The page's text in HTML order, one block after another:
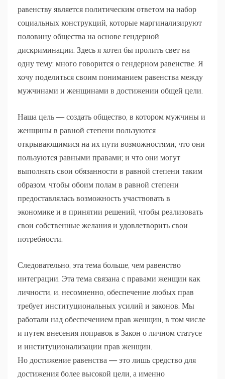
равенству является политическим ответом на набор
социальных конструкций, которые маргинализируют
половину общества на основе гендерной
дискриминации. Здесь я хотел бы пролить свет на
одну тему: много говорится о гендерном равенстве. Я
хочу поделиться своим пониманием равенства между
мужчинами и женщинами в достижении общей цели.
Наша цель — создать общество, в котором мужчины и
женщины в равной степени пользуются
открывающимися на их пути возможностями; что они
пользуются равными правами; и что они могут
выполнять свои обязанности в равной степени таким
образом, чтобы обоим полам в равной степени
предоставлялась возможность участвовать в
экономике и в принятии решений, чтобы реализовать
свои собственные желания и удовлетворить свои
потребности.
Следовательно, эта тема больше, чем равенство
интеграции. Эта тема связана с правами женщин как
личности, и, несомненно, обеспечение любых прав
требует институциональных усилий и законов. Мы
работали над обеспечением прав женщин, в том числе
и путем внесения поправок в Закон о личном статусе
и институционализации прав женщин.
Но достижение равенства — это лишь средство для
достижения более высокой цели, а именно